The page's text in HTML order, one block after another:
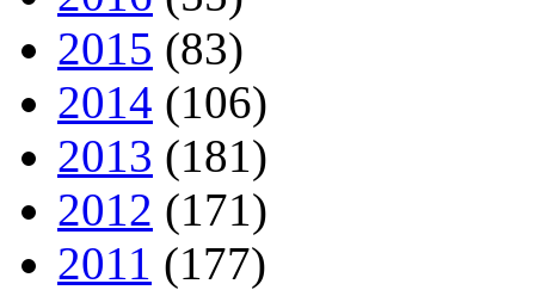
2015 (83)
2014 (106)
2013 (181)
2012 (171)
2011 (177)